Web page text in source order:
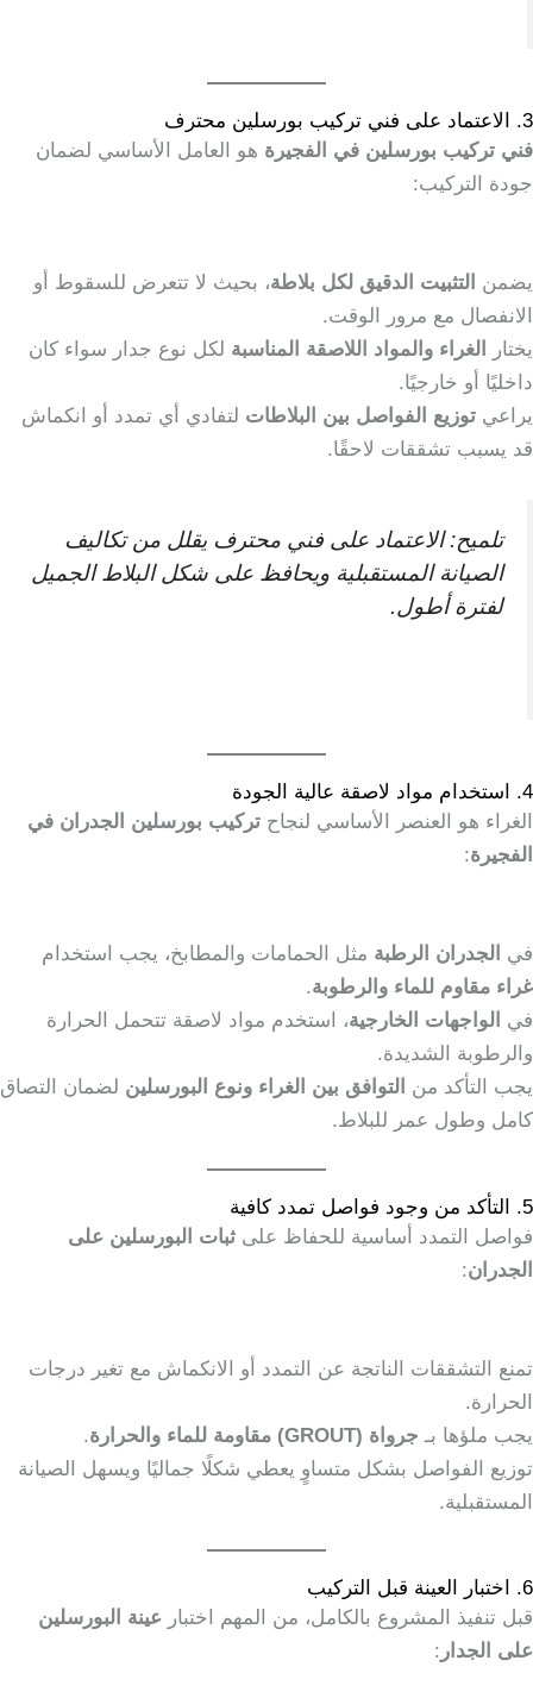
3. الاعتماد على فني تركيب بورسلين محترف
فني تركيب بورسلين في الفجيرة هو العامل الأساسي لضمان
جودة التركيب:
يضمن التثبيت الدقيق لكل بلاطة، بحيث لا تتعرض للسقوط أو
الانفصال مع مرور الوقت.
يختار
الغراء والمواد اللاصقة المناسبة لكل نوع جدار سواء كان
داخليًا أو خارجيًا.
يراعي توزيع الفواصل بين البلاطات لتفادي أي تمدد أو انكماش
قد يسبب تشققات لاحقًا.
تلميح: الاعتماد على فني محترف يقلل من تكاليف
الصيانة المستقبلية ويحافظ على شكل البلاط الجميل
لفترة أطول.
4. استخدام مواد لاصقة عالية الجودة
الغراء هو العنصر الأساسي لنجاح تركيب بورسلين الجدران في
الفجيرة:
في الجدران الرطبة مثل الحمامات والمطابخ، يجب استخدام
غراء مقاوم للماء والرطوبة.
في الواجهات الخارجية، استخدم مواد لاصقة تتحمل الحرارة
والرطوبة الشديدة.
يجب التأكد من التوافق بين الغراء ونوع البورسلين لضمان التصاق
كامل وطول عمر للبلاط.
5. التأكد من وجود فواصل تمدد كافية
فواصل التمدد أساسية للحفاظ على ثبات البورسلين على
الجدران:
تمنع التشققات الناتجة عن التمدد أو الانكماش مع تغير درجات
الحرارة.
يجب ملؤها بـ جرواة (GROUT) مقاومة للماء والحرارة
.
توزيع الفواصل بشكل متساوٍ يعطي شكلًا جماليًا ويسهل الصيانة
المستقبلية.
6. اختبار العينة قبل التركيب
قبل تنفيذ المشروع بالكامل، من المهم اختبار عينة البورسلين
على الجدار :